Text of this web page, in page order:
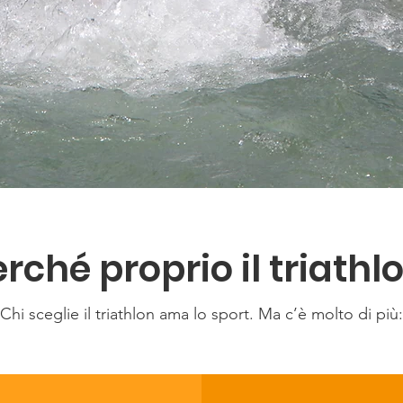
proprio il
Chi sceglie il triathlon ama lo sport. Ma c’è molto di più: